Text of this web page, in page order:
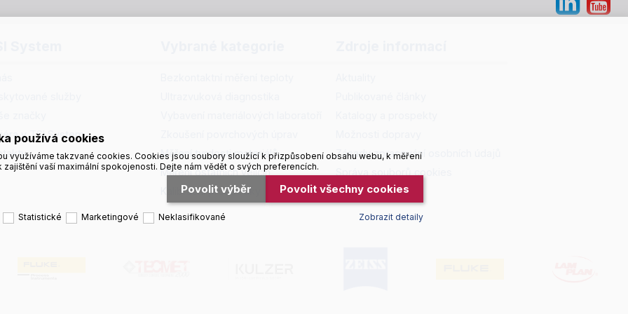
v TSI System
Měření tvrdosti materiálů
Měření ostatních veličin
Kalibrační prostředky
Zásady zpracování osobních údajů
Správa souborů cookies
používá cookies
využíváme takzvané cookies. Cookies jsou soubory sloužící k přizpůsobení obsahu webu, k měření
vaší maximální spokojenosti. Dejte nám vědět o svých preferencích.
Povolit výběr Povolit všechny cookies
Statistické Marketingové Neklasifikované Zobrazit detaily